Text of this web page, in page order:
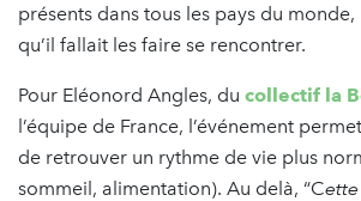
présents dans tous les pays du
qu’il fallait les faire se rencontrer.
Pour Eléonord Angles, du collectif la
l’équipe de France, l’événement
de retrouver un rythme de vie plus
sommeil, alimentation). Au delà, “C